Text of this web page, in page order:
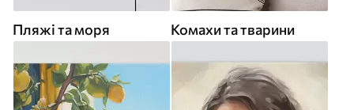
Пляжі та моря Комахи та тварини